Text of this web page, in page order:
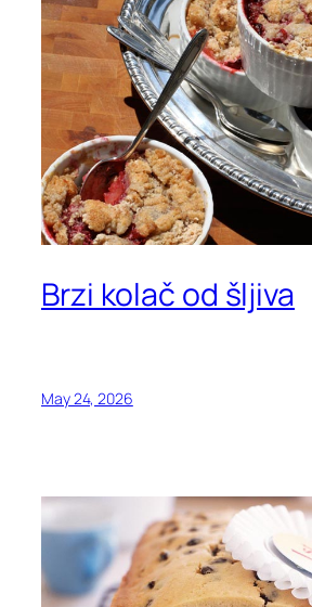
Brzi kolač od šljiva
May 24, 2026